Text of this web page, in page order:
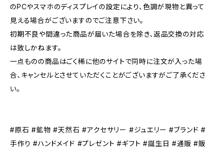
のPCやスマホのディスプレイの設定により、色調が現物と異って
見える場合がございますのでご注意下さい。
初期不良や間違った商品が届いた場合を除き、返品交換の対応
は致しかねます。
一点ものの商品はごく稀に他のサイトで同時に注文が入った場
合、キャンセルとさせていただくことがございますがご了承くださ
い。
#原石 #鉱物 #天然石 #アクセサリー #ジュエリー #ブランド #
手作り #ハンドメイド #プレゼント #ギフト #誕生日 #通販 #販